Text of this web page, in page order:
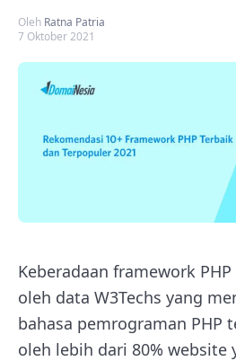
Oleh Ratna Patria
7 Oktober 2021
Keberadaan framework
oleh data W3Techs yang
bahasa pemrograman PHP
oleh lebih dari 80% website